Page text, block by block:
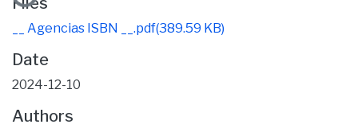
__ Agencias ISBN __.pdf(389.59 KB)
Date
2024-12-10
Authors